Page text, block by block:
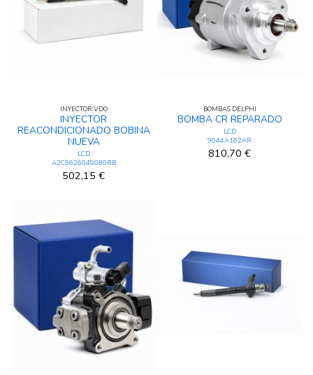
INYECTOR VDO
INYECTOR
REACONDICIONADO BOBINA
NUEVA
LCD
A2C9626040080RB
502,15 €
BOMBAS DELPHI
BOMBA CR REPARADO
LCD
9044A162AR
810,70 €